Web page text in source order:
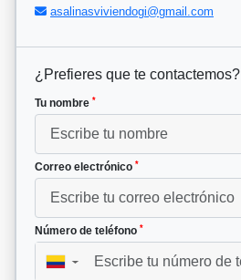
asalinasviviendogi@gmail.com
¿Prefieres que te contactemos?
Tu nombre *
Correo electrónico *
Número de teléfono *
▼